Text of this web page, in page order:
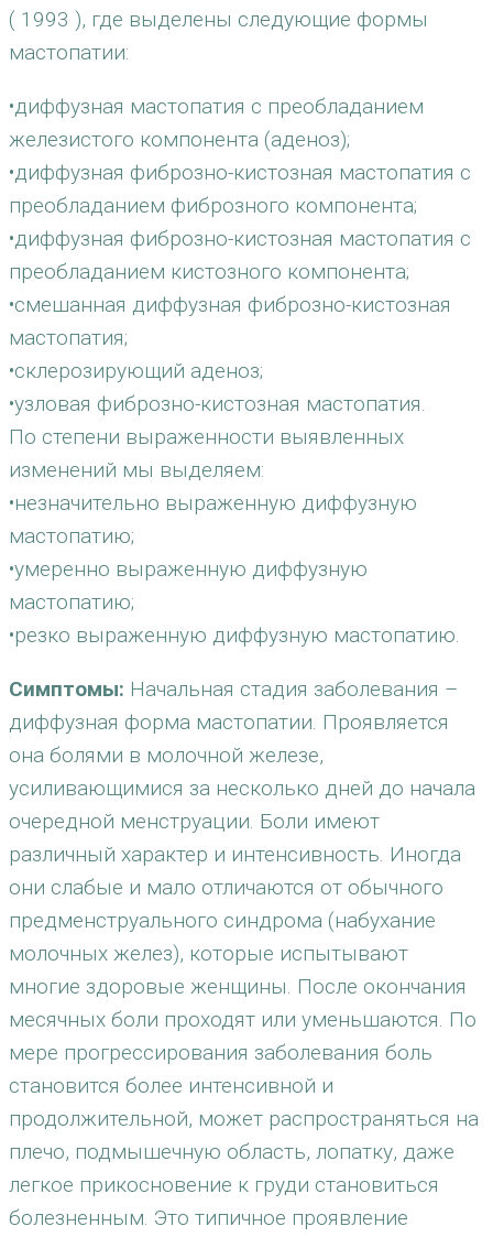
( 1993 ), где выделены следующие формы
мастопатии:
•диффузная мастопатия с преобладанием
железистого компонента (аденоз);
•диффузная фиброзно-кистозная мастопатия с
преобладанием фиброзного компонента;
•диффузная фиброзно-кистозная мастопатия с
преобладанием кистозного компонента;
•смешанная диффузная фиброзно-кистозная
мастопатия;
•склерозирующий аденоз;
•узловая фиброзно-кистозная мастопатия.
По степени выраженности выявленных
изменений мы выделяем:
•незначительно выраженную диффузную
мастопатию;
•умеренно выраженную диффузную
мастопатию;
•резко выраженную диффузную мастопатию.
Симптомы: Начальная стадия заболевания –
диффузная форма мастопатии. Проявляется
она болями в молочной железе,
усиливающимися за несколько дней до начала
очередной менструации. Боли имеют
различный характер и интенсивность. Иногда
они слабые и мало отличаются от обычного
предменструального синдрома (набухание
молочных желез), которые испытывают
многие здоровые женщины. После окончания
месячных боли проходят или уменьшаются. По
мере прогрессирования заболевания боль
становится более интенсивной и
продолжительной, может распространяться на
плечо, подмышечную область, лопатку, даже
легкое прикосновение к груди становиться
болезненным. Это типичное проявление